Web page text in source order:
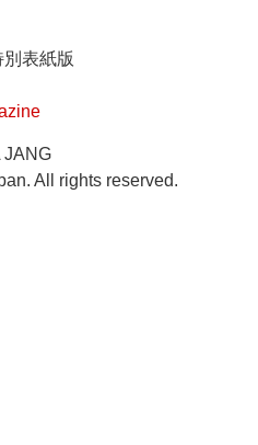
別表紙版
JANG
All rights reserved.